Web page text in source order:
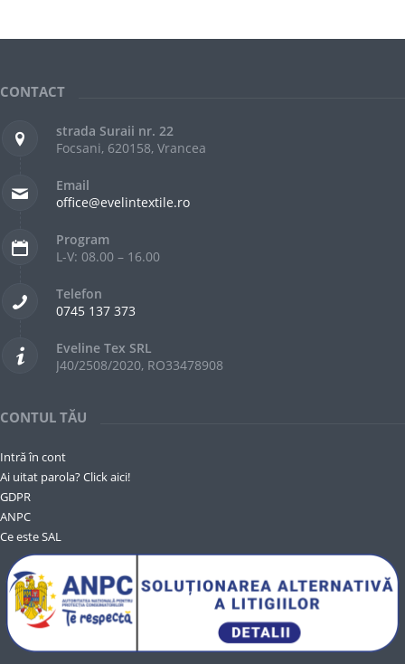
CONTACT
strada Suraii nr. 22
Focsani, 620158, Vrancea
Email
office@evelintextile.ro
Program
L-V: 08.00 – 16.00
Telefon
0745 137 373
Eveline Tex SRL
J40/2508/2020, RO33478908
CONTUL TĂU
Intră în cont
Ai uitat parola? Click aici!
GDPR
ANPC
Ce este SAL